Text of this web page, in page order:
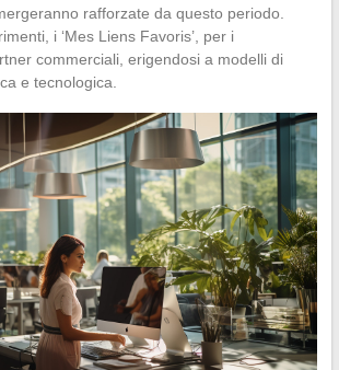
rafforzate da questo periodo.
i ‘Mes Liens Favoris’, per i
commerciali, erigendosi a modelli di
e tecnologica.